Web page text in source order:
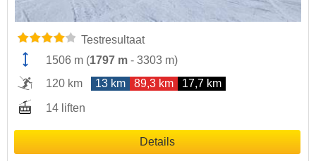
Testresultaat
1506 m (1797 m - 3303 m)
120 km
13 km 89,3 km 17,7 km
14 liften
Details